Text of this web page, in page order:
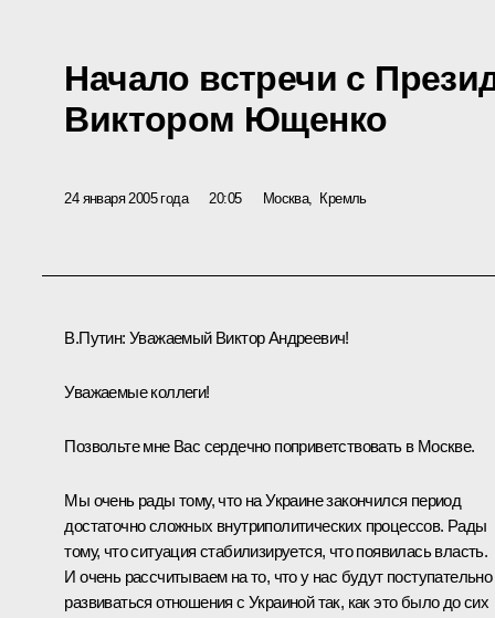
Начало встречи с
Виктором Ющенко
24 января 2005 года 20:05 Москва, Кремль
В.Путин: Уважаемый Виктор Андреевич!
Уважаемые коллеги!
Позвольте мне Вас сердечно поприветствовать в Москве.
Мы очень рады тому, что на Украине закончился период
достаточно сложных внутриполитических процессов. Рады
тому, что ситуация стабилизируется, что появилась власть.
И очень рассчитываем на то, что у нас будут поступательно
развиваться отношения с Украиной так, как это было до сих